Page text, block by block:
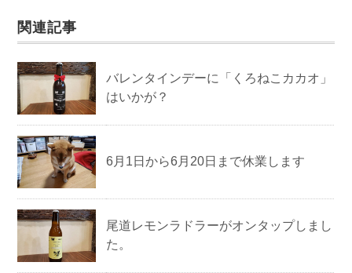
関連記事
バレンタインデーに「くろねこカカオ」
はいかが？
6月1日から6月20日まで休業します
尾道レモンラドラーがオンタップしまし
た。